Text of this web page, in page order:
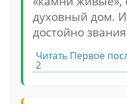
духовный дом.
достойно
Читать Первое
2